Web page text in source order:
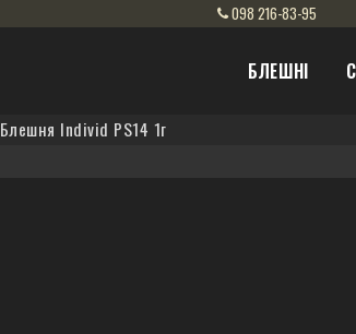
098 216-83-95
БЛЕШНІ
Блешня Individ PS14 1г